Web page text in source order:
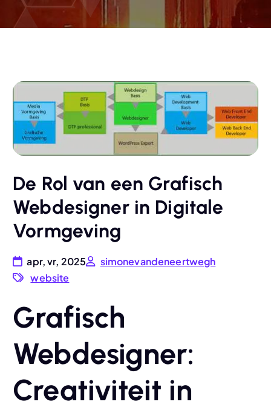
De Rol van een Grafisch
Webdesigner in Digitale
Vormgeving
apr, vr, 2025
simonevandeneertwegh
website
Grafisch
Webdesigner:
Creativiteit in